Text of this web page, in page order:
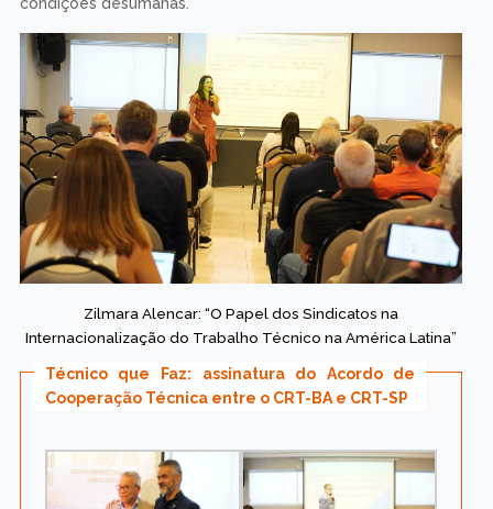
condições desumanas.
Zilmara Alencar: “O Papel dos Sindicatos na
Internacionalização do Trabalho Técnico na América Latina”
Técnico que Faz: assinatura do Acordo de
Cooperação Técnica entre o CRT-BA e CRT-SP